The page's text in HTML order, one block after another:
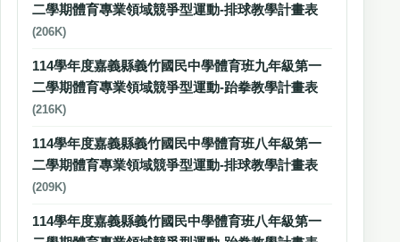
二學期體育專業領域競爭型運動-排球教學計畫表
(206K)
114學年度嘉義縣義竹國民中學體育班九年級第一
二學期體育專業領域競爭型運動-跆拳教學計畫表
(216K)
114學年度嘉義縣義竹國民中學體育班八年級第一
二學期體育專業領域競爭型運動-排球教學計畫表
(209K)
114學年度嘉義縣義竹國民中學體育班八年級第一